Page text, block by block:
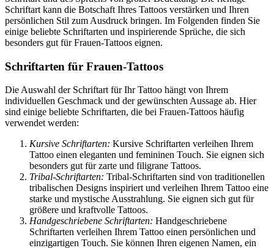
Schriftart kann die Botschaft Ihres Tattoos verstärken und Ihren
persönlichen Stil zum Ausdruck bringen. Im Folgenden finden Sie
einige beliebte Schriftarten und inspirierende Sprüche, die sich
besonders gut für Frauen-Tattoos eignen.
Schriftarten für Frauen-Tattoos
Die Auswahl der Schriftart für Ihr Tattoo hängt von Ihrem
individuellen Geschmack und der gewünschten Aussage ab. Hier
sind einige beliebte Schriftarten, die bei Frauen-Tattoos häufig
verwendet werden:
Kursive Schriftarten: Kursive Schriftarten verleihen Ihrem
Tattoo einen eleganten und femininen Touch. Sie eignen sich
besonders gut für zarte und filigrane Tattoos.
Tribal-Schriftarten: Tribal-Schriftarten sind von traditionellen
tribalischen Designs inspiriert und verleihen Ihrem Tattoo eine
starke und mystische Ausstrahlung. Sie eignen sich gut für
größere und kraftvolle Tattoos.
Handgeschriebene Schriftarten: Handgeschriebene
Schriftarten verleihen Ihrem Tattoo einen persönlichen und
einzigartigen Touch. Sie können Ihren eigenen Namen, ein